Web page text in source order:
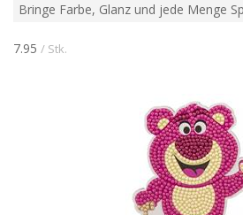
Bringe Farbe, Glanz und jede Menge
mit der Serie 6 der beliebten Crystal
preisgekrönten DIY-Figuren
7.95 / Stk.